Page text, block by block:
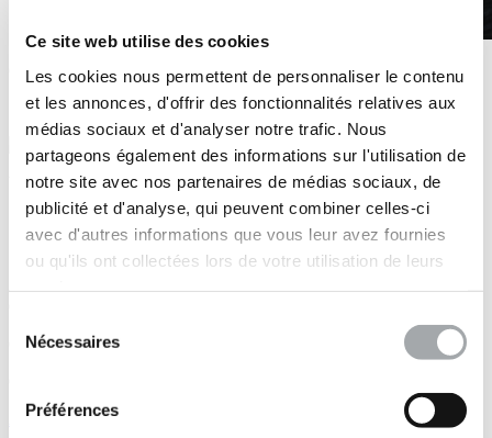
Ce site web utilise des cookies
Les cookies nous permettent de personnaliser le contenu
et les annonces, d'offrir des fonctionnalités relatives aux
médias sociaux et d'analyser notre trafic. Nous
partageons également des informations sur l'utilisation de
notre site avec nos partenaires de médias sociaux, de
publicité et d'analyse, qui peuvent combiner celles-ci
avec d'autres informations que vous leur avez fournies
ou qu'ils ont collectées lors de votre utilisation de leurs
Nécessaires
Préférences
Gardons le contact !
Suivez-nous sur :
Vous avez...
une mission à nous confier?
de grandes ambitions?
un commentaire ou des félicitations à nous transmettre?
Contactez nos responsables Grands Comptes.
Accéder au formulaire